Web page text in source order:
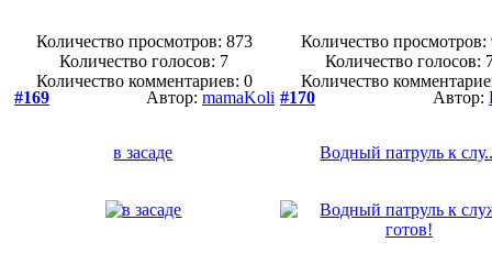
Количество просмотров: 873
Количество голосов: 7
Количество комментариев: 0
Количество просмотров:
Количество голосов:
Количество
#169
Автор: mamaKoli
в засаде
#170 Автор:
Водный патруль к